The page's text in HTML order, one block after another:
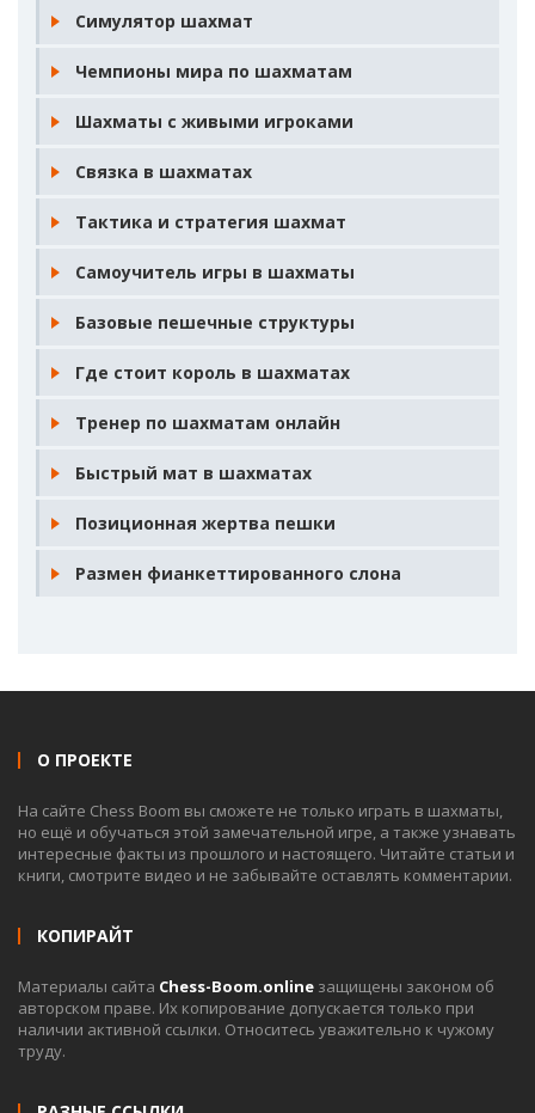
Симулятор шахмат
Чемпионы мира по шахматам
Шахматы с живыми игроками
Связка в шахматах
Тактика и стратегия шахмат
Самоучитель игры в шахматы
Базовые пешечные структуры
Где стоит король в шахматах
Тренер по шахматам онлайн
Быстрый мат в шахматах
Позиционная жертва пешки
Размен фианкеттированного слона
О ПРОЕКТЕ
На сайте Chess Boom вы сможете не только играть в шахматы,
но ещё и обучаться этой замечательной игре, а также узнавать
интересные факты из прошлого и настоящего. Читайте статьи и
книги, смотрите видео и не забывайте оставлять комментарии.
КОПИРАЙТ
Материалы сайта Chess-Boom.online защищены законом об
авторском праве. Их копирование допускается только при
наличии активной ссылки. Относитесь уважительно к чужому
труду.